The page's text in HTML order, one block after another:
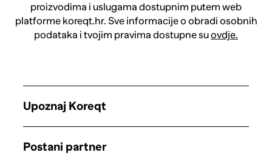
proizvodima i uslugama dostupnim putem web
platforme koreqt.hr. Sve informacije o obradi osobnih
podataka i tvojim pravima dostupne suovdje.
Upoznaj Koreqt
Postani partner